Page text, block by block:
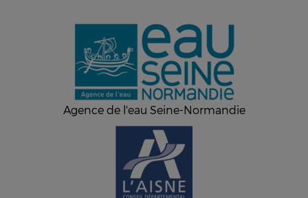
Agence de l'eau Seine-Normandie